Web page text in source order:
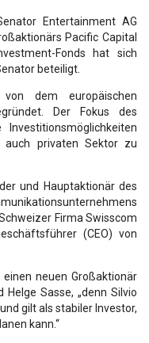
Entertainment AG
Pacific Capital
Fonds hat sich
beteiligt.
dem europäischen
Der Fokus des
privaten Sektor zu
und Hauptaktionär des
Firma Swisscom
(CEO) von
neuen Großaktionär
Sasse, „denn Silvio
gilt als stabiler Investor,
kann.“